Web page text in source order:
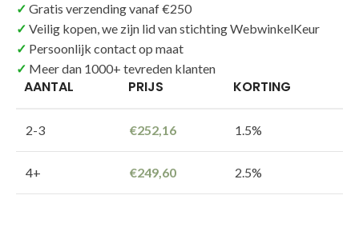
Gratis verzending vanaf €250
Veilig kopen, we zijn lid van stichting WebwinkelKeur
Persoonlijk contact op maat
Meer dan 1000+ tevreden klanten
AANTAL PRIJS KORTING
2-3 €252,16 1.5%
4+ €249,60 2.5%